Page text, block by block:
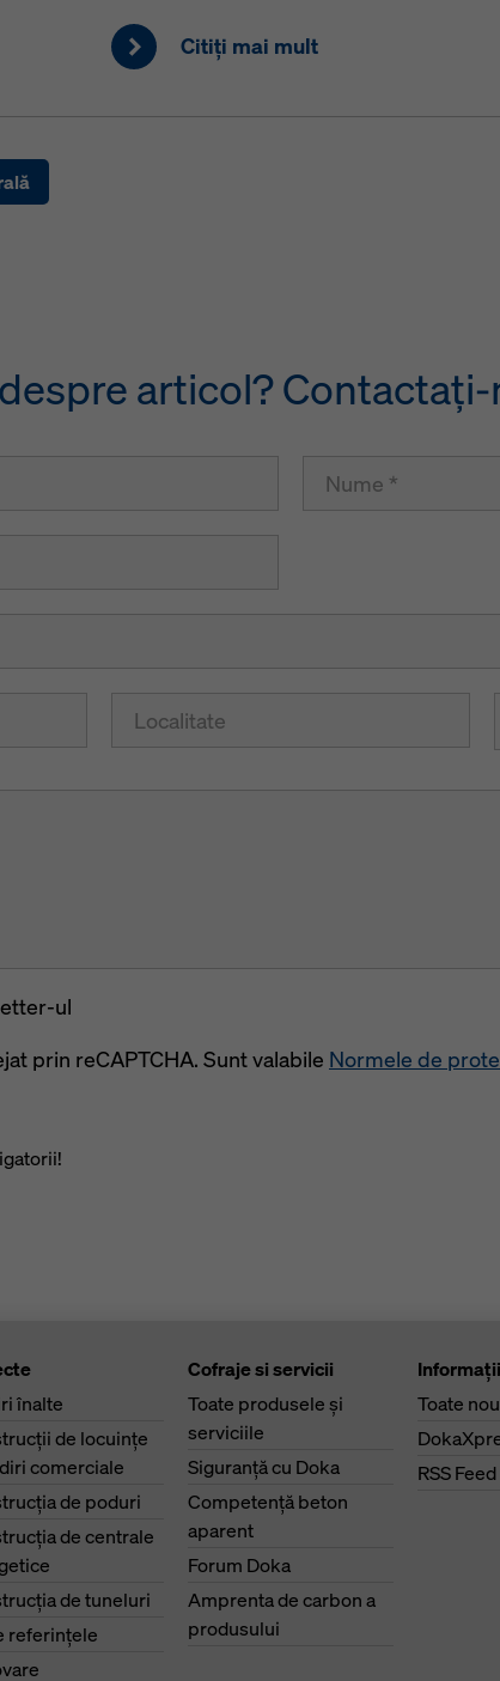
Citiţi mai mult
articol? Contactaţi-
ul
prin reCAPTCHA. Sunt valabile Normele de
înalte
de locuinţe
comerciale
de poduri
de centrale
de tuneluri
referinţele
Cofraje si servicii
Toate produsele şi
serviciile
Siguranţă cu Doka
Competenţă beton
aparent
Forum Doka
Amprenta de carbon a
produsului
Toate
RSS Feed